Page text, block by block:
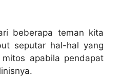
beberapa teman kita
seputar hal-hal yang
apabila pendapat